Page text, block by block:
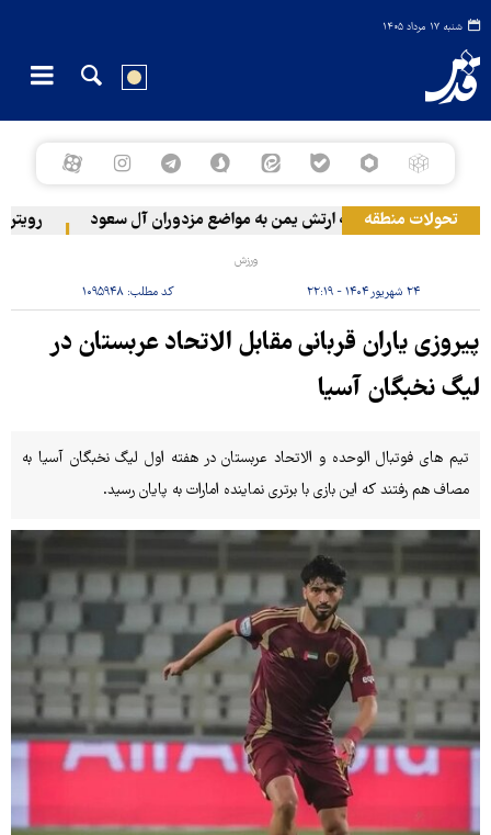
شنبه ۱۷ مرداد ۱۴۰۵
تحولات منطقهحمله ارتش یمن به مواضع مزدوران آل سعود رویترز: عربستان ۸۶ درصد از
ورزش
۲۴ شهریور ۱۴۰۴ - ۲۲:۱۹ کد مطلب: ۱۰۹۵۹۴۸
پیروزی یاران قربانی مقابل الاتحاد عربستان در
لیگ نخبگان آسیا
تیم های فوتبال الوحده و الاتحاد عربستان در هفته اول لیگ نخبگان آسیا به
مصاف هم رفتند که این بازی با برتری نماینده امارات به پایان رسید.